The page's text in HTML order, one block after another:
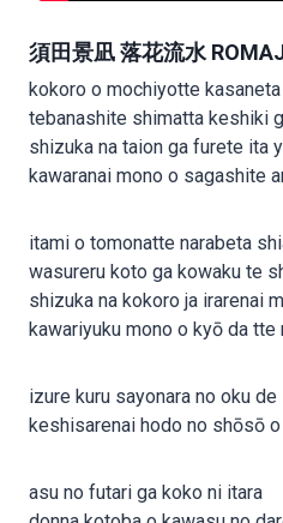
須田景凪 落花流水
kokoro o mochiyotte
tebanashite shimatta keshiki
shizuka na taion ga furete ita
kawaranai mono o sagashite
itami o tomonatte narabeta
wasureru koto ga kowaku te
shizuka na kokoro ja irarenai
kawariyuku mono o kyō da tte
izure kuru sayonara no oku de
keshisarenai hodo no shōsō o
asu no futari ga koko ni itara